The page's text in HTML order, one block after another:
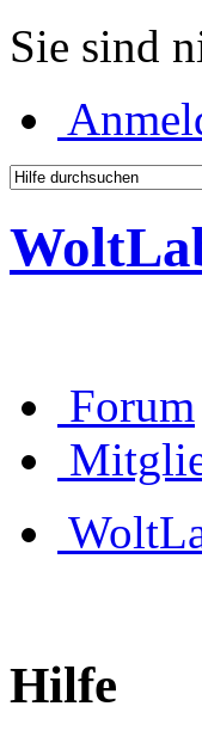
Sie sind
Forum
Hilfe